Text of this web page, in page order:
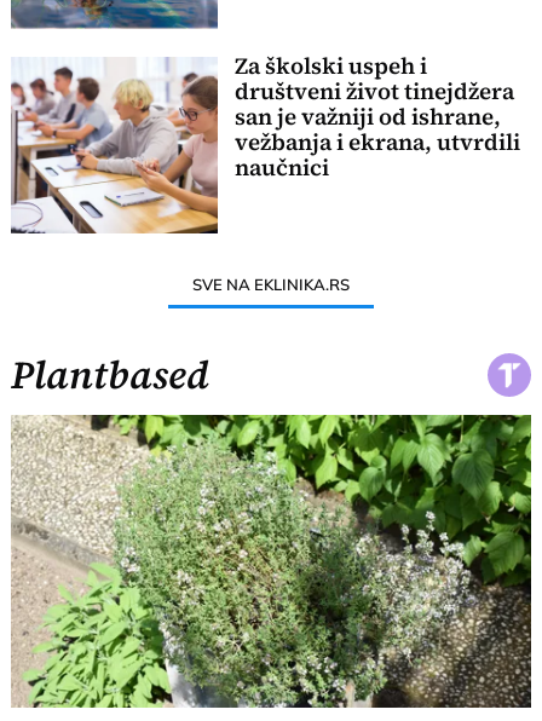
Za školski uspeh i
društveni život tinejdžera
san je važniji od ishrane,
vežbanja i ekrana, utvrdili
naučnici
SVE NA EKLINIKA.RS
Plantbased